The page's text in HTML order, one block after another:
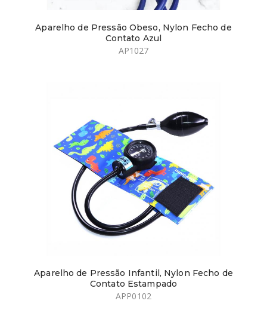
Aparelho de Pressão Obeso, Nylon Fecho de
Contato Azul
AP1027
Aparelho de Pressão Infantil, Nylon Fecho de
Contato Estampado
APP0102